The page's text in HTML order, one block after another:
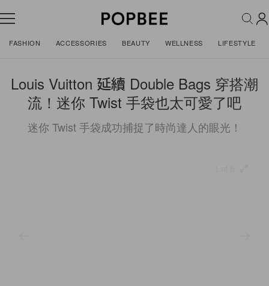
FASHION ACCESSORIES BEAUTY WELLNESS LIFESTYLE
Louis Vuitton 延續 Double Bags 穿搭潮
流！迷你 Twist 手袋也太可愛了吧
迷你 Twist 手袋成功捕捉了時尚達人的眼光！